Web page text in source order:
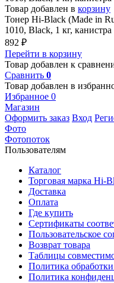
Товар добавлен в корзину
Тонер Hi-Black (Made in
1010, Black, 1 кг, канистра
892 ₽
Перейти в корзину
Товар добавлен к
Сравнить 0
Товар добавлен в
Избранное 0
Магазин
Оформить заказ Вход
Фото
Фотопоток
Пользователям
Каталог
Торговая марка Hi-
Доставка
Оплата
Где купить
Сертификаты
Пользовательское
Возврат товара
Таблицы
Политика
Политика